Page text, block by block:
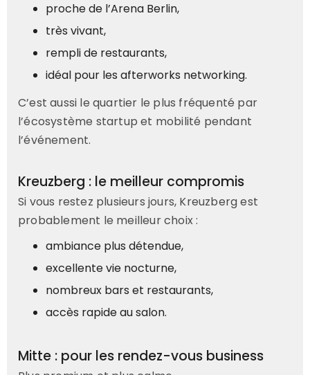
proche de l’Arena Berlin,
très vivant,
rempli de restaurants,
idéal pour les afterworks networking.
C’est aussi le quartier le plus fréquenté par
l’écosystème startup et mobilité pendant
l’événement.
Kreuzberg : le meilleur compromis
Si vous restez plusieurs jours, Kreuzberg est
probablement le meilleur choix :
ambiance plus détendue,
excellente vie nocturne,
nombreux bars et restaurants,
accès rapide au salon.
Mitte : pour les rendez-vous business